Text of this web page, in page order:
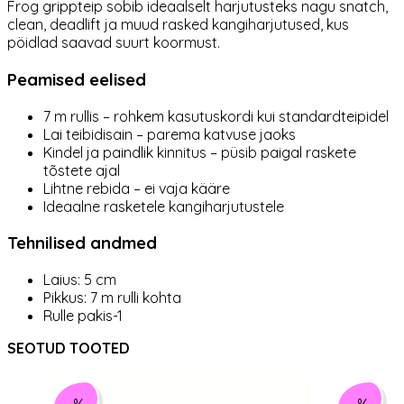
Frog grippteip sobib ideaalselt harjutusteks nagu snatch,
clean, deadlift ja muud rasked kangiharjutused, kus
pöidlad saavad suurt koormust.
Peamised eelised
7 m rullis – rohkem kasutuskordi kui standardteipidel
Lai teibidisain – parema katvuse jaoks
Kindel ja paindlik kinnitus – püsib paigal raskete
tõstete ajal
Lihtne rebida – ei vaja kääre
Ideaalne rasketele kangiharjutustele
Tehnilised andmed
Laius: 5 cm
Pikkus: 7 m rulli kohta
Rulle pakis-1
SEOTUD TOOTED